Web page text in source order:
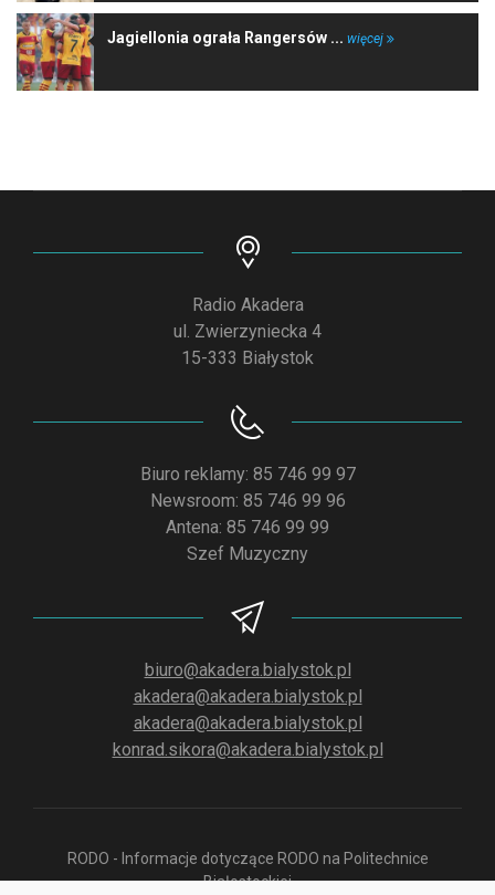
Jagiellonia ograła Rangersów ... więcej
Radio Akadera
ul. Zwierzyniecka 4
15-333 Białystok
Biuro reklamy: 85 746 99 97
Newsroom: 85 746 99 96
Antena: 85 746 99 99
Szef Muzyczny
biuro@akadera.bialystok.pl
akadera@akadera.bialystok.pl
akadera@akadera.bialystok.pl
konrad.sikora@akadera.bialystok.pl
RODO - Informacje dotyczące RODO na Politechnice
Białostockiej